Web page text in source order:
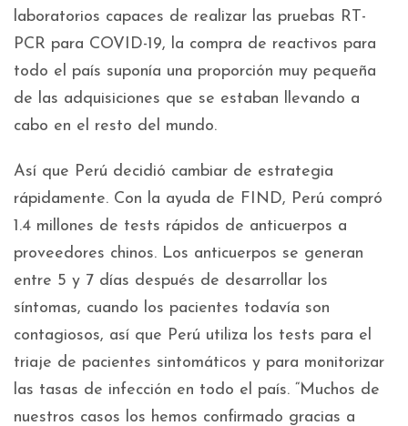
laboratorios capaces de realizar las pruebas RT-
PCR para COVID-19, la compra de reactivos para
todo el país suponía una proporción muy pequeña
de las adquisiciones que se estaban llevando a
cabo en el resto del mundo.
Así que Perú decidió cambiar de estrategia
rápidamente. Con la ayuda de FIND, Perú compró
1.4 millones de tests rápidos de anticuerpos a
proveedores chinos. Los anticuerpos se generan
entre 5 y 7 días después de desarrollar los
síntomas, cuando los pacientes todavía son
contagiosos, así que Perú utiliza los tests para el
triaje de pacientes sintomáticos y para monitorizar
las tasas de infección en todo el país. “Muchos de
nuestros casos los hemos confirmado gracias a